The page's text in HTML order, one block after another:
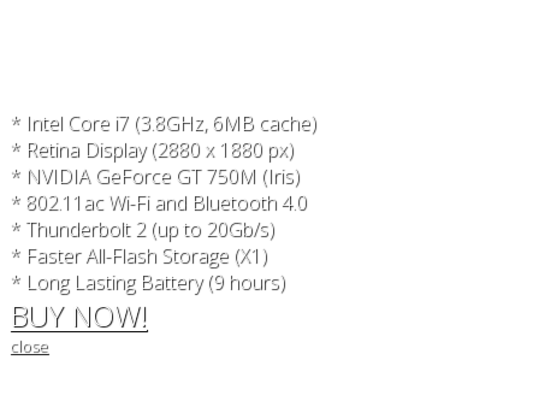
* Intel Core i7 (3.8GHz, 6MB cache)
* Retina Display (2880 x 1880 px)
* NVIDIA GeForce GT 750M (Iris)
* 802.11ac Wi-Fi and Bluetooth 4.0
* Thunderbolt 2 (up to 20Gb/s)
* Faster All-Flash Storage (X1)
* Long Lasting Battery (9 hours)
BUY NOW!
close